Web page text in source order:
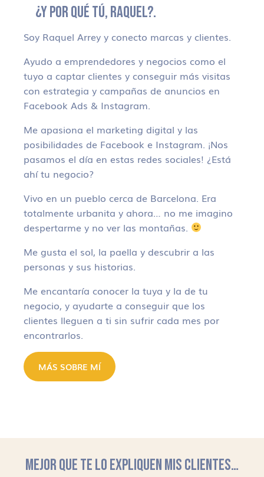
¿Y POR QUÉ TÚ, RAQUEL?.
Soy Raquel Arrey y conecto marcas y clientes.
Ayudo a emprendedores y negocios como el
tuyo a captar clientes y conseguir más visitas
con estrategia y campañas de anuncios en
Facebook Ads & Instagram.
Me apasiona el marketing digital y las
posibilidades de Facebook e Instagram. ¡Nos
pasamos el día en estas redes sociales! ¿Está
ahí tu negocio?
Vivo en un pueblo cerca de Barcelona. Era
totalmente urbanita y ahora… no me imagino
despertarme y no ver las montañas.
Me gusta el sol, la paella y descubrir a las
personas y sus historias.
Me encantaría conocer la tuya y la de tu
negocio, y ayudarte a conseguir que los
clientes lleguen a ti sin sufrir cada mes por
encontrarlos.
MÁS SOBRE MÍ
MEJOR QUE TE LO EXPLIQUEN MIS CLIENTES…